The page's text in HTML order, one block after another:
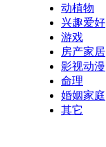
动植物
兴趣爱好
游戏
房产家居
影视动漫
命理
婚姻家庭
其它